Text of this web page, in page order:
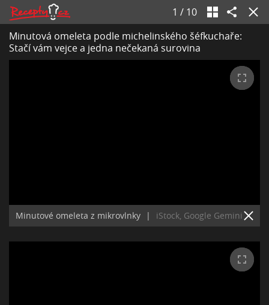
1 / 10
Minutová omeleta podle michelinského šéfkuchaře:
Stačí vám vejce a jedna nečekaná surovina
Minutové omeleta z mikrovlnky | iStock, Google Gemini